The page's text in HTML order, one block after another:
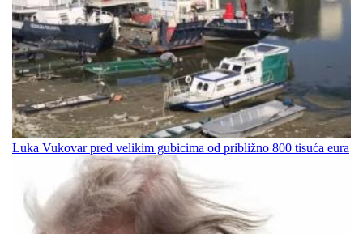
Luka Vukovar pred velikim gubicima od približno 800 tisuća eura